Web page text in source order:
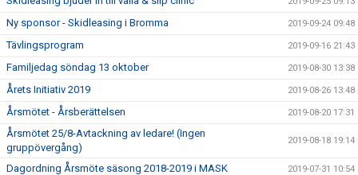
Ny sponsor - Skidleasing i Bromma 2019-09-24 09:48
Tävlingsprogram 2019-09-16 21:43
Familjedag söndag 13 oktober 2019-08-30 13:38
Årets Initiativ 2019 2019-08-26 13:48
Årsmötet - Årsberättelsen 2019-08-20 17:31
Årsmötet 25/8-Avtackning av ledare! (Ingen
gruppövergång)
2019-08-18 19:14
Dagordning Årsmöte säsong 2018-2019 i MASK 2019-07-31 10:54